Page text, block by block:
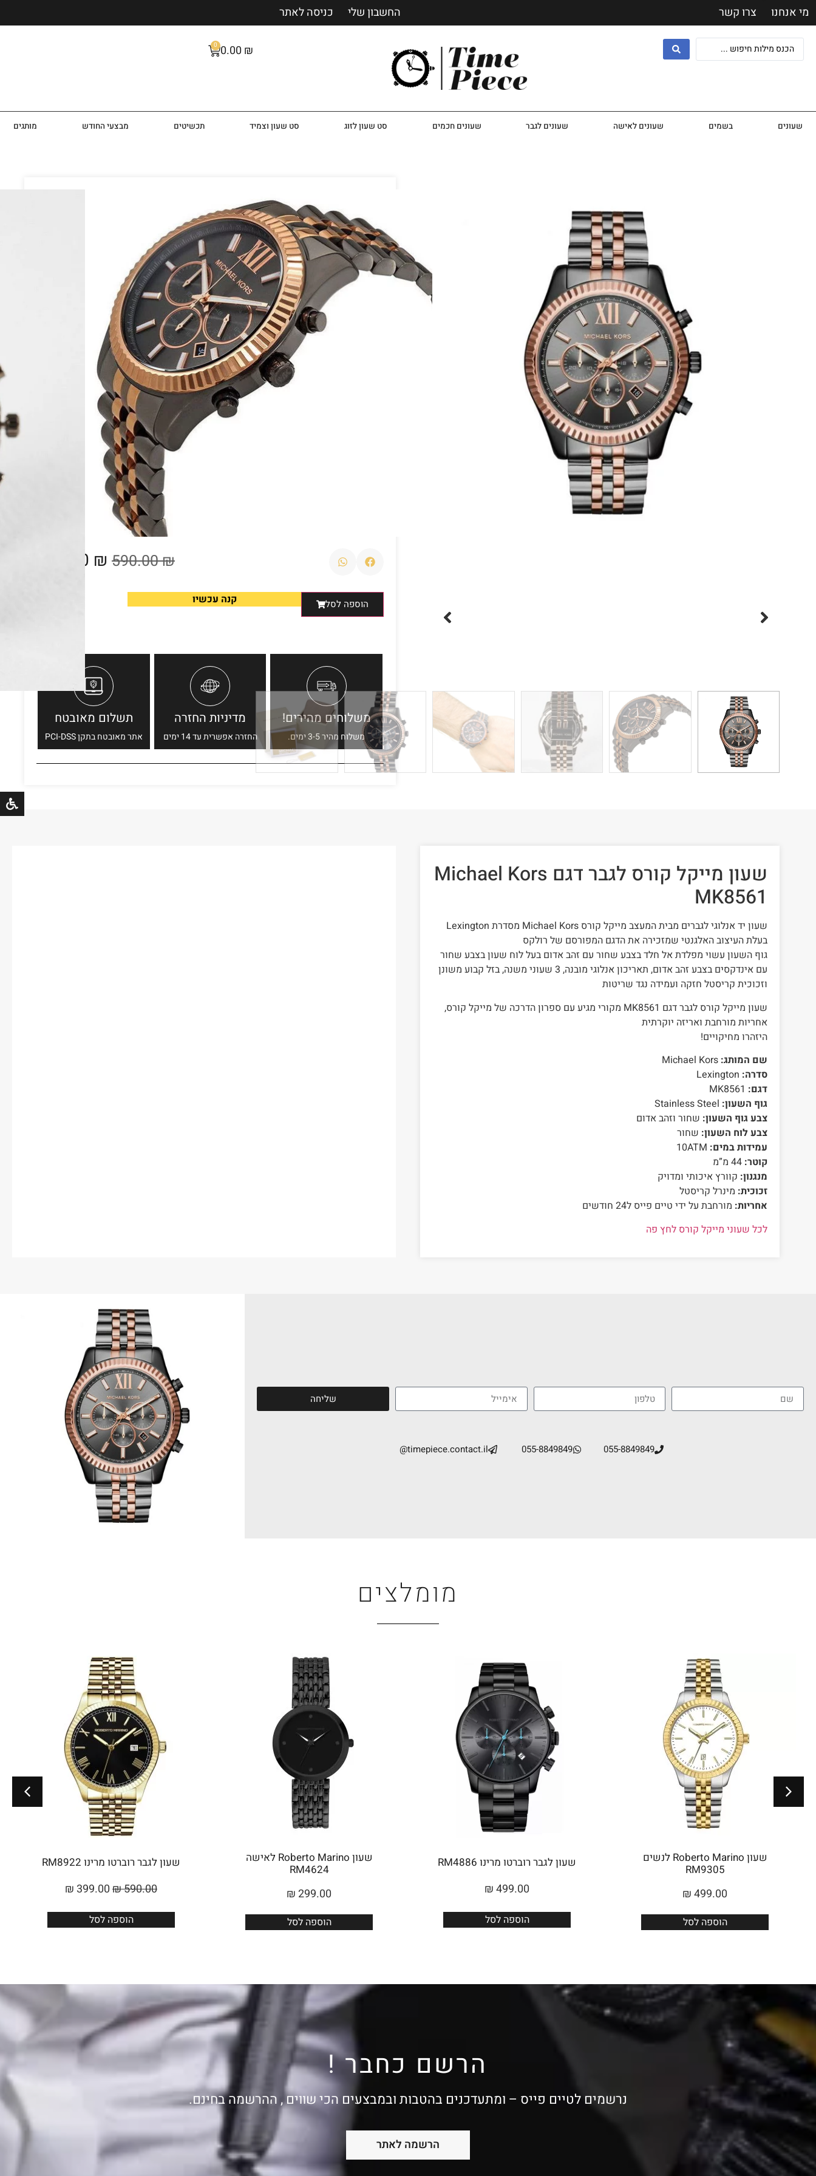
מי אנחנו צרו קשר החשבון שלי כניסה לאתר
0.00 ₪
0
שעונים בשמים שעונים לאישה שעונים לגבר שעונים חכמים סט שעון לזוג סט שעון וצמיד תכשיטים מבצעי החודש מותגים
שעון מייקל קורס ‏לגבר דגם MK8561
העיצוב האלגנטי שמזכירה את הדגם המפורסם של רולקס
גוף השעון עשוי מפלדת אל חלד בצבע שחור עם זהב אדום בעל לוח שעון בצבע שחור עם
אינדקסים בצבע זהב אדום, תאריכון אנלוגי מובנה, 3 שעוני משנה, בזל קבוע משונן וזכוכית
שעון מייקל קורס ‏לגבר דגם MK8561 מקורי מגיע עם ספרון הדרכה של מייקל קורס,
590.00₪
389.00 ₪
הוספה לסל קנה עכשיו
משלוחים מהירים!
משלוח מהיר 3-5 ימים.
מדיניות החזרה
החזרה אפשרית עד 14 ימים
תשלום מאובטח
אתר מאובטח בתקן PCI-DSS
שעון מייקל קורס ‏לגבר דגם Michael Kors
MK8561
שעון יד אנלוגי לגברים מבית המעצב מייקל קורס Michael Kors מסדרת Lexington
בעלת העיצוב האלגנטי שמזכירה את הדגם המפורסם של רולקס
גוף השעון עשוי מפלדת אל חלד בצבע שחור עם זהב אדום בעל לוח שעון בצבע שחור
עם אינדקסים בצבע זהב אדום, תאריכון אנלוגי מובנה, 3 שעוני משנה, בזל קבוע משונן
וזכוכית קריסטל חזקה ועמידה נגד שריטות
שעון מייקל קורס ‏לגבר דגם MK8561 מקורי מגיע עם ספרון הדרכה של מייקל קורס,
אחריות מורחבת ואריזה יוקרתית
היזהרו מחיקויים!
שם המותג:
סדרה:
דגם:
גוף השעון:
צבע גוף השעון: שחור וזהב אדום
צבע לוח השעון: שחור
עמידות במים:
קוטר:
מנגנון: קוורץ איכותי ומדויק
זכוכית: מינרל קריסטל
אחריות: מורחבת על ידי טיים פייס ל24 חודשים
לכל שעוני מייקל קורס לחץ פה
שליחה
055-8849849
055-8849849
timepiece.contact.il@
מומלצים
שעון Roberto Marino לנשים
RM9305
499.00
₪
הוספה לסל
שעון לגבר רוברטו מרינו RM4886
499.00
₪
הוספה לסל
שעון Roberto Marino לאישה
RM4624
299.00
₪
הוספה לסל
שעון לגבר רוברטו מרינו RM8922
590.00
₪
399.00
₪
הוספה לסל
הרשם כחבר !
נרשמים לטיים פייס – ומתעדכנים בהטבות ובמבצעים הכי שווים , ההרשמה בחינם.
הרשמה לאתר